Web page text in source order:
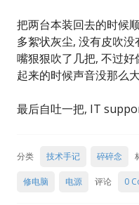
把两台本装回去的时候
多絮状灰尘, 没有皮吹
嘴狠狠吹了几把, 不过
起来的时候声音没那么
最后自吐一把, IT
分类 技术手记 碎碎念
修电脑 电源 评论 0